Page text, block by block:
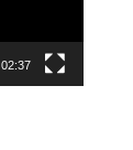
02:37